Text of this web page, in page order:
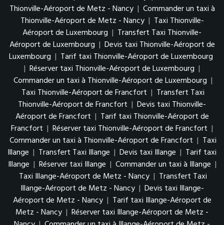
Thionville-Aéroport de Metz - Nancy | Commander un taxi à
Thionville-Aéroport de Metz - Nancy | Taxi Thionville-
Aéroport de Luxembourg | Transfert Taxi Thionville-
Aéroport de Luxembourg | Devis taxi Thionville-Aéroport de
Luxembourg | Tarif taxi Thionville-Aéroport de Luxembourg
| Réserver taxi Thionville-Aéroport de Luxembourg |
Commander un taxi à Thionville-Aéroport de Luxembourg |
Taxi Thionville-Aéroport de Francfort | Transfert Taxi
Thionville-Aéroport de Francfort | Devis taxi Thionville-
Aéroport de Francfort | Tarif taxi Thionville-Aéroport de
Francfort | Réserver taxi Thionville-Aéroport de Francfort |
Commander un taxi à Thionville-Aéroport de Francfort | Taxi
Illange | Transfert Taxi Illange | Devis taxi Illange | Tarif taxi
Illange | Réserver taxi Illange | Commander un taxi à Illange |
Taxi Illange-Aéroport de Metz - Nancy | Transfert Taxi
Illange-Aéroport de Metz - Nancy | Devis taxi Illange-
Aéroport de Metz - Nancy | Tarif taxi Illange-Aéroport de
Metz - Nancy | Réserver taxi Illange-Aéroport de Metz -